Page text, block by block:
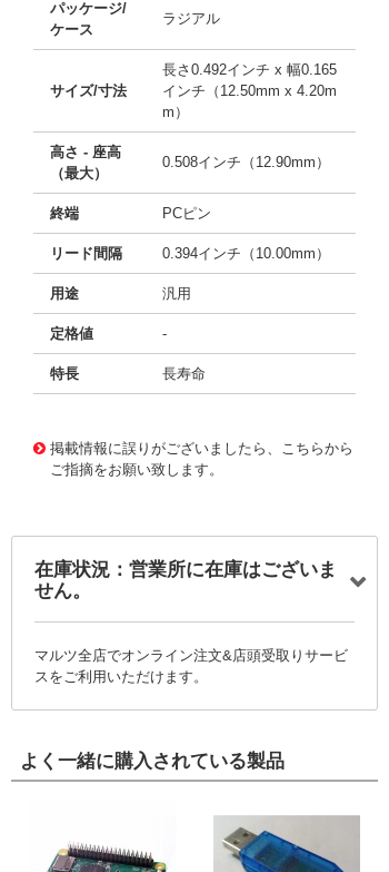
パッケージ/
ケース
ラジアル
サイズ/寸法
長さ0.492インチ x 幅0.165
インチ（12.50mm x 4.20m
m）
高さ - 座高
（最大）
0.508インチ（12.90mm）
終端 PCピン
リード間隔 0.394インチ（10.00mm）
用途 汎用
定格値 -
特長 長寿命
掲載情報に誤りがございましたら、こちらから
ご指摘をお願い致します。
在庫状況：営業所に在庫はございま
せん。
マルツ全店でオンライン注文&店頭受取りサービ
スをご利用いただけます。
よく一緒に購入されている製品